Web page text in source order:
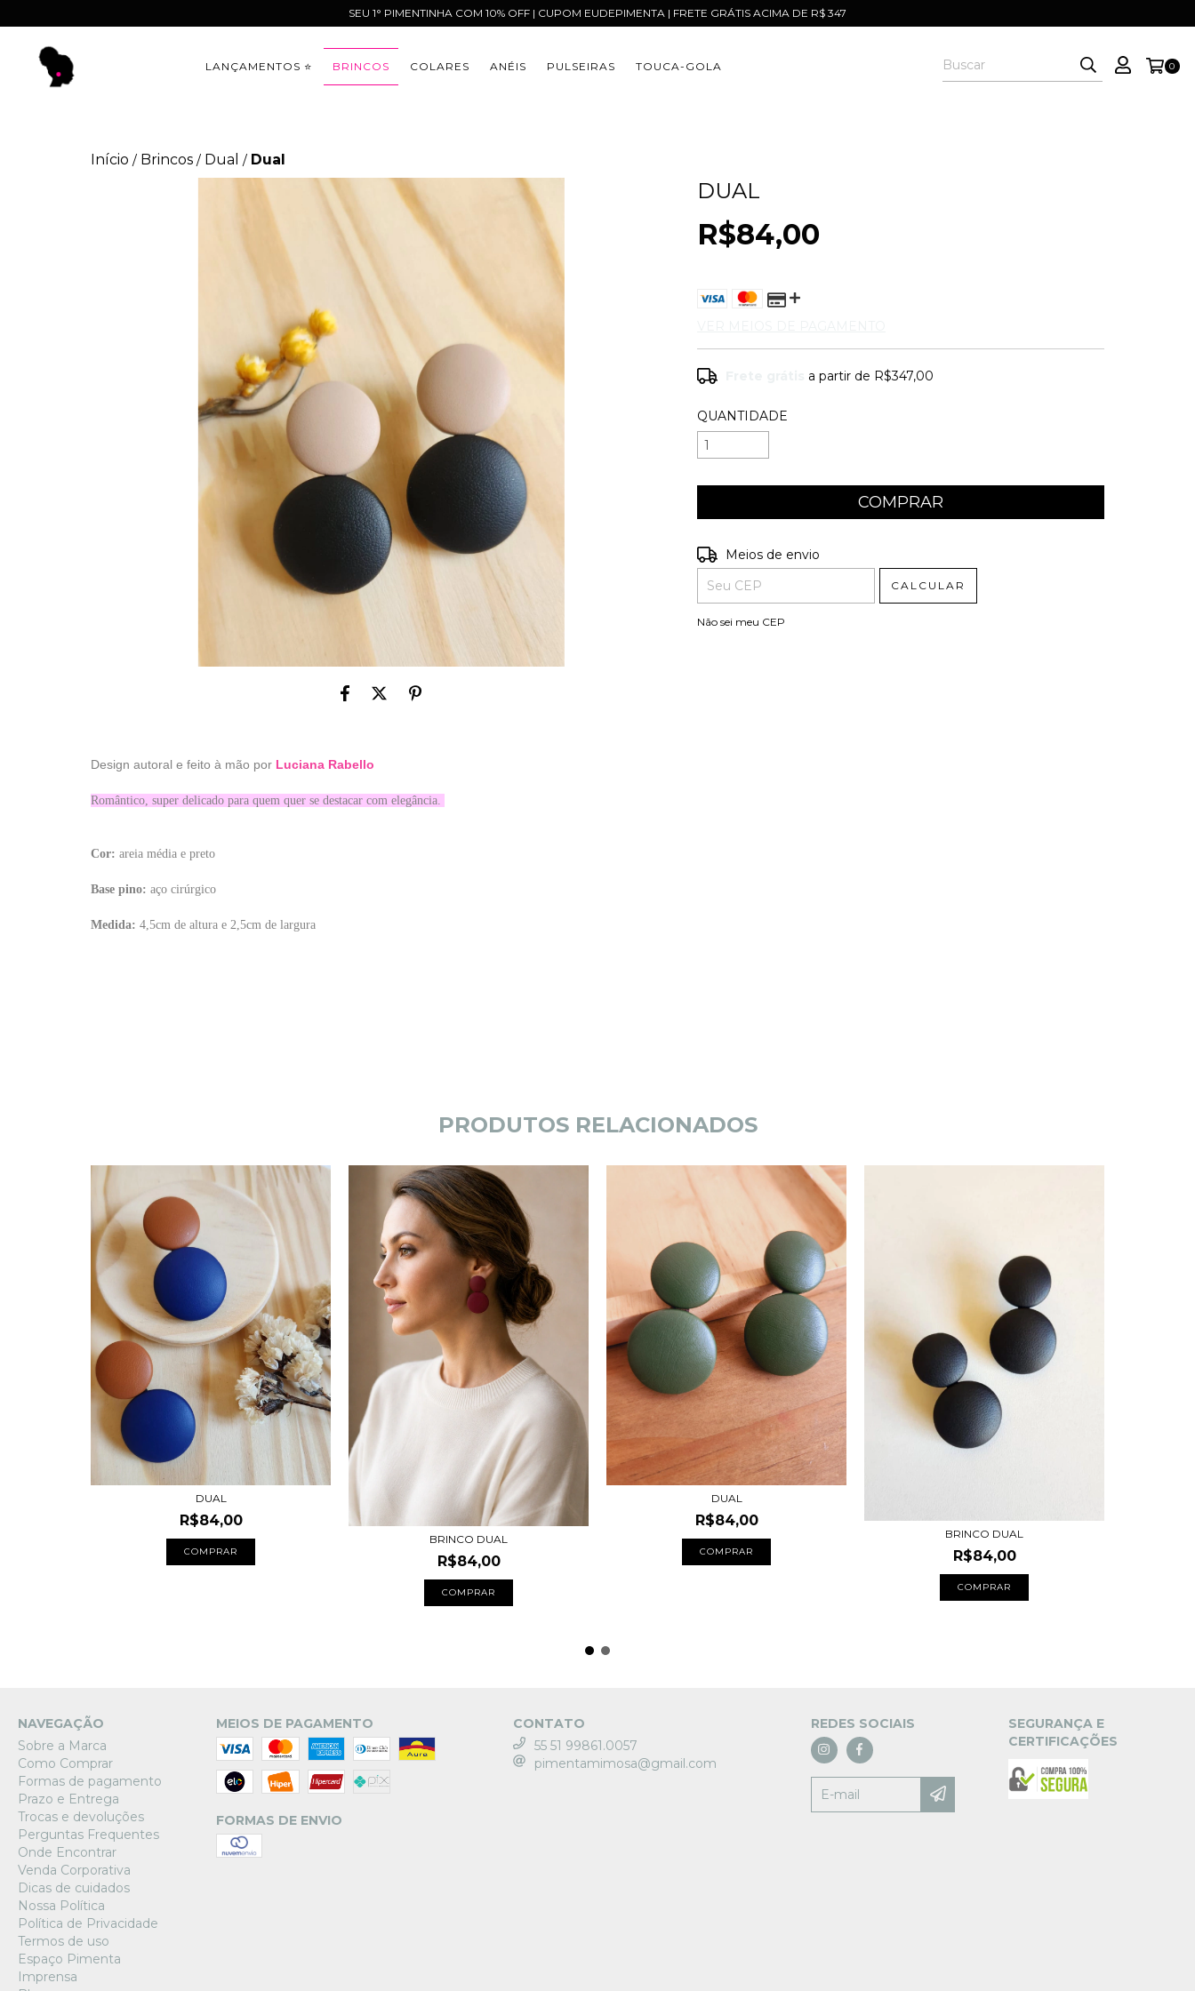
SEU 1° PIMENTINHA COM 10% OFF | CUPOM EUDEPIMENTA | FRETE GRÁTIS ACIMA DE R$ 347
LANÇAMENTOS ⭐ BRINCOS COLARES ANÉIS PULSEIRAS TOUCA-GOLA 0
Início / Brincos / Dual / Dual
Design autoral e feito à mão por Luciana Rabello
Romântico, super delicado para quem quer se destacar com elegância.
Cor: areia média e preto
Base pino: aço cirúrgico
Medida: 4,5cm de altura e 2,5cm de largura
DUAL
R$84,00
a partir de R$347,00
QUANTIDADE
Entregas para o CEP:
Meios de envio
CALCULAR
Não sei meu CEP
PRODUTOS RELACIONADOS
DUAL
R$84,00
BRINCO DUAL
R$84,00
DUAL
R$84,00
BRINCO DUAL
R$84,00
NAVEGAÇÃO
Sobre a Marca
Como Comprar
Formas de pagamento
Prazo e Entrega
Trocas e devoluções
Perguntas Frequentes
Onde Encontrar
Venda Corporativa
Dicas de cuidados
Nossa Política
Política de Privacidade
Termos de uso
Espaço Pimenta
Imprensa
MEIOS DE PAGAMENTO
FORMAS DE ENVIO
CONTATO
55 51 99861.0057
pimentamimosa@gmail.com
REDES SOCIAIS
SEGURANÇA E
CERTIFICAÇÕES